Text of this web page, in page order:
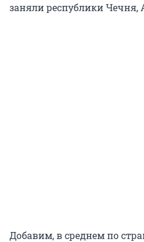
заняли республики Чечня,
Добавим, в среднем по